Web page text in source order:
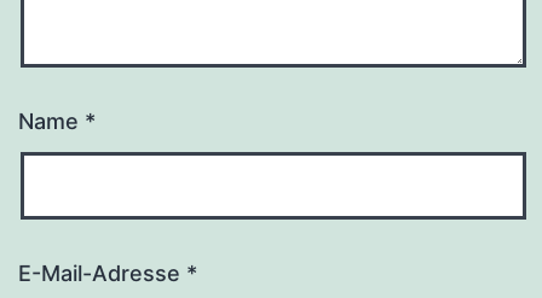
Name *
E-Mail-Adresse *